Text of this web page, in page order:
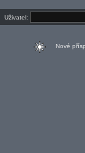
Uživatel:
Nové